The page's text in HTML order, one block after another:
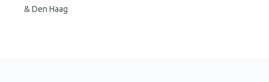
& Den Haag